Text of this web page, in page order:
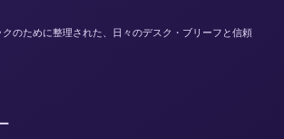
のために整理された、日々のデスク・ブリーフと信頼